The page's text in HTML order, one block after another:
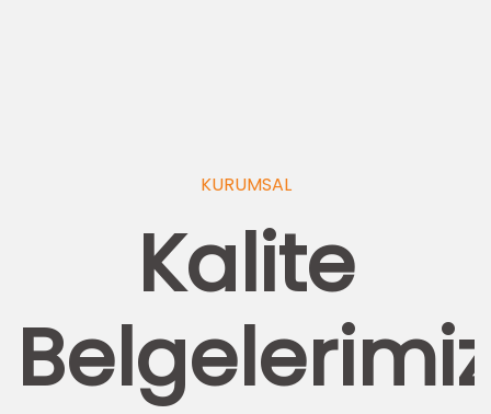
KURUMSAL
Kalite
Belgelerimiz